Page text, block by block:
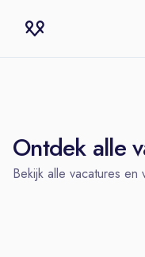
Ontdek alle
Bekijk alle vacatures